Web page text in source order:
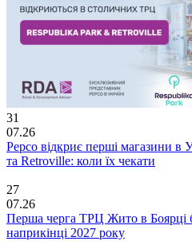
31
07.26
Pepco відкриє перші магазини в
та Retroville: коли їх чекати
27
07.26
Перша черга ТРЦ Жито в Боярці
наприкінці 2027 року